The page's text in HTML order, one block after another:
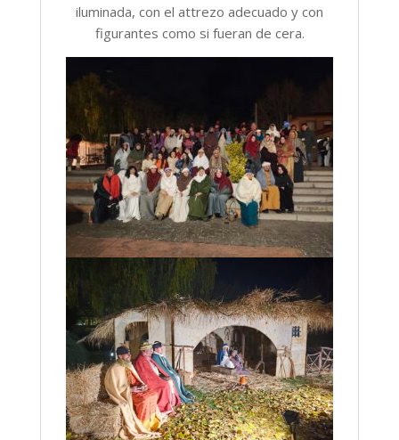
iluminada, con el attrezo adecuado y con
figurantes como si fueran de cera.